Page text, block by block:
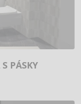
PÁSKY